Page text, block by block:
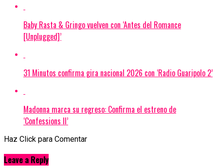
Baby Rasta & Gringo vuelven con ‘Antes del Romance
[Unplugged]’
31 Minutos confirma gira nacional 2026 con ‘Radio Guaripolo 2’
Madonna marca su regreso: Confirma el estreno de
‘Confessions II’
Haz Click para Comentar
Leave a Reply